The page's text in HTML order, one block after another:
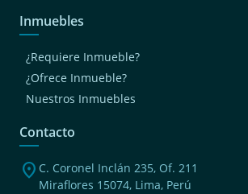
Inmuebles
¿Requiere Inmueble?
¿Ofrece Inmueble?
Nuestros Inmuebles
Contacto
location_on C. Coronel Inclán 235, Of. 211
Miraflores 15074, Lima, Perú